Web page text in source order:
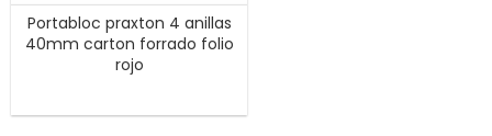
Portabloc praxton 4 anillas
40mm carton forrado folio
rojo